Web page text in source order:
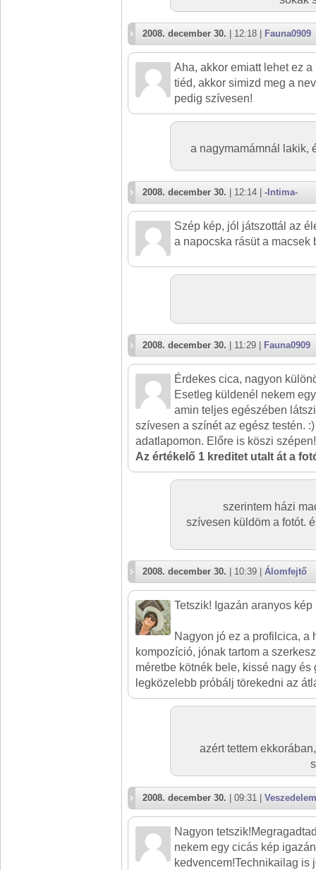
2008. december 30. | 12:18 | Fauna0909
Aha, akkor emiatt lehet ez
tiéd, akkor simizd meg a
pedig szívesen!
a nagymamámnál lakik,
2008. december 30. | 12:14 | -Intima-
Szép kép, jól játszottál az
a napocska rásüt a macsek
2008. december 30. | 11:29 | Fauna0909
Érdekes cica, nagyon
Esetleg küldenél nekem
amin teljes egészében
szívesen a színét az egész testén.
adatlapomon. Előre is köszi szépen!
Az értékelő 1 kreditet utalt át a
szerintem házi
szívesen küldöm a fotót.
2008. december 30. | 10:39 | Álomfejtő
Tetszik! Igazán aranyos kép
Nagyon jó ez a profilcica, a
kompozíció, jónak tartom a
méretbe kötnék bele, kissé nagy és
legközelebb próbálj törekedni az
azért tettem
2008. december 30. | 09:31 |
Nagyon
nekem egy cicás kép
kedvencem!Technikailag is